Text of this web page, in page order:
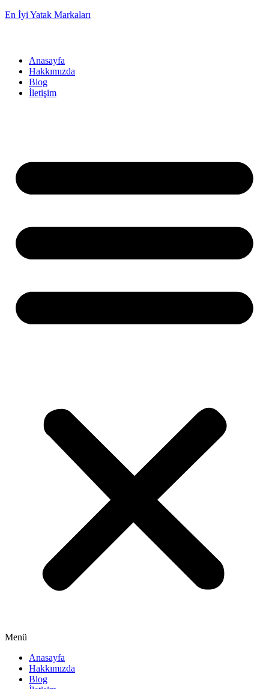
En İyi Yatak Markaları
Anasayfa
Hakkımızda
Blog
İletişim
Menü
Anasayfa
Hakkımızda
Blog